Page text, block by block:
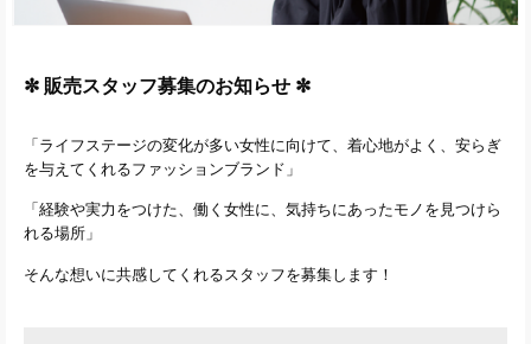
✼ 販売スタッフ募集のお知らせ ✼
「ライフステージの変化が多い女性に向けて、着心地がよく、安らぎ
を与えてくれるファッションブランド」
「経験や実力をつけた、働く女性に、気持ちにあったモノを見つけら
れる場所」
そんな想いに共感してくれるスタッフを募集します！